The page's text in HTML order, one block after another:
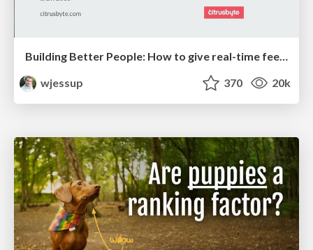
Building Better People: How to give real-time feedback that sticks.
wjessup
370 20k